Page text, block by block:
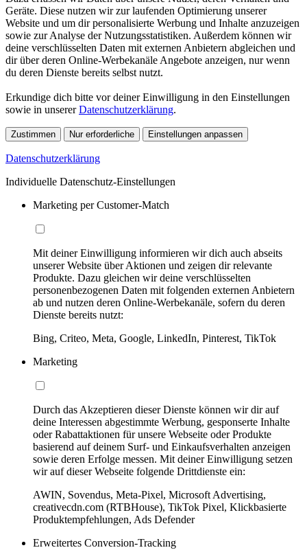
Geräte. Diese nutzen wir zur laufenden Optimierung unserer
Website und um dir personalisierte Werbung und Inhalte anzuzeigen
sowie zur Analyse der Nutzungsstatistiken. Außerdem können wir
deine verschlüsselten Daten mit externen Anbietern abgleichen und
dir über deren Online-Werbekanäle Angebote anzeigen, nur wenn
du deren Dienste bereits selbst nutzt.
Erkundige dich bitte vor deiner Einwilligung in den Einstellungen
sowie in unsererDatenschutzerklärung.
Zustimmen Nur erforderliche Einstellungen anpassen
Datenschutzerklärung
Individuelle Datenschutz-Einstellungen
Marketing per Customer-Match
Mit deiner Einwilligung informieren wir dich auch abseits
unserer Website über Aktionen und zeigen dir relevante
Produkte. Dazu gleichen wir deine verschlüsselten
personenbezogenen Daten mit folgenden externen Anbietern
ab und nutzen deren Online-Werbekanäle, sofern du deren
Dienste bereits nutzt:
Bing, Criteo, Meta, Google, LinkedIn, Pinterest, TikTok
Marketing
Durch das Akzeptieren dieser Dienste können wir dir auf
deine Interessen abgestimmte Werbung, gesponserte Inhalte
oder Rabattaktionen für unsere Webseite oder Produkte
basierend auf deinem Surf- und Einkaufsverhalten anzeigen
sowie deren Erfolge messen. Mit deiner Einwilligung setzen
wir auf dieser Webseite folgende Drittdienste ein:
AWIN, Sovendus, Meta-Pixel, Microsoft Advertising,
creativecdn.com (RTBHouse), TikTok Pixel, Klickbasierte
Produktempfehlungen, Ads Defender
Erweitertes Conversion-Tracking